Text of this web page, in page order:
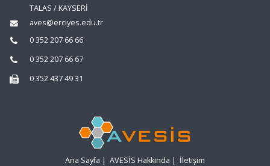
TALAS / KAYSERİ
aves@erciyes.edu.tr
0 352 207 66 66
0 352 207 66 67
0 352 437 49 31
Ana Sayfa | AVESİS Hakkında | İletişim